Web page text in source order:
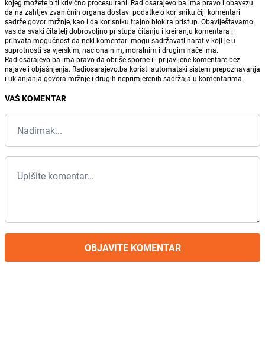
kojeg možete biti krivično procesuirani. Radiosarajevo.ba ima pravo i obavezu
da na zahtjev zvaničnih organa dostavi podatke o korisniku čiji komentari
sadrže govor mržnje, kao i da korisniku trajno blokira pristup. Obaviještavamo
vas da svaki čitatelj dobrovoljno pristupa čitanju i kreiranju komentara i
prihvata mogućnost da neki komentari mogu sadržavati narativ koji je u
suprotnosti sa vjerskim, nacionalnim, moralnim i drugim načelima.
Radiosarajevo.ba ima pravo da obriše sporne ili prijavljene komentare bez
najave i objašnjenja. Radiosarajevo.ba koristi automatski sistem prepoznavanja
i uklanjanja govora mržnje i drugih neprimjerenih sadržaja u komentarima.
VAŠ KOMENTAR
OBJAVITE KOMENTAR